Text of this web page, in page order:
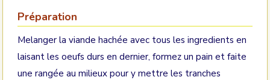
Préparation
Melanger la viande hachée avec tous les ingredients en
laisant les oeufs durs en dernier, formez un pain et faite
une rangée au milieux pour y mettre les tranches